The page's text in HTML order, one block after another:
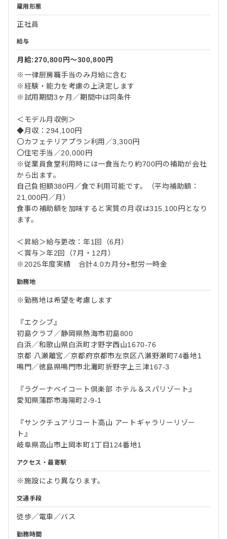
雇用形態
正社員
給与
月給:270,800円〜300,800円
※一律厨房職手当のみ月給に含む
※経験・能力を考慮の上決定します
※試用期間3ヶ月／期間中は同条件
＜モデル月収例＞
◆月収：294,100円
〇カフェテリアプラン利用／3,300円
〇住宅手当／20,000円
※従業員食堂利用時には一食当たり約700円の補助が会社
から出ます。
自己負担額380円／食で利用可能です。（平均補助額：
21,000円／月）
食事の補助額を加味すると実質の月収は315,100円となり
ます。
＜昇給＞給与更改：年1回（6月）
＜賞与＞年2回（7月・12月）
※2025年度実績 合計4.0カ月分+慰労一時金
勤務地
※勤務地は希望を考慮します
『エクシブ』
初島クラブ／静岡県熱海市初島800
白浜／和歌山県白浜町才野字西山1670-76
京都 八瀬離宮／京都府京都市左京区八瀬野瀬町74番地1
鳴門／徳島県鳴門市北灘町折野字上三津167-3
『ラグーナベイコート倶楽部 ホテル＆スパリゾート』
愛知県蒲郡市海陽町2-9-1
『サンクチュアリコート高山 アートギャラリーリゾー
ト』
岐阜県高山市上岡本町1丁目124番地1
アクセス・最寄駅
※施設により異なります。
交通手段
徒歩／電車／バス
勤務時間